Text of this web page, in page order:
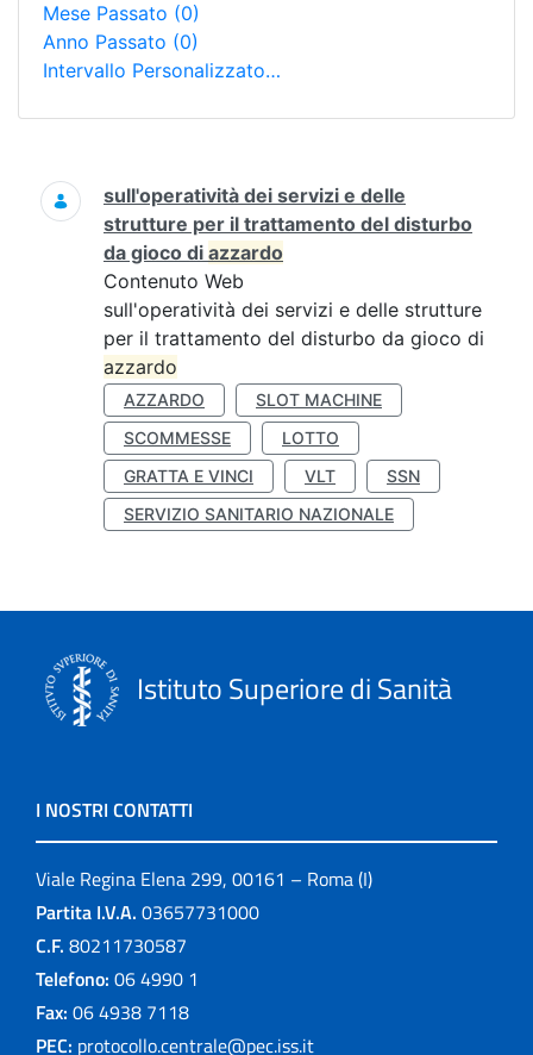
Mese Passato (0)
Anno Passato (0)
Intervallo Personalizzato…
Ricerca
sull'operatività dei servizi e delle
strutture per il trattamento del disturbo
da gioco di azzardo
Contenuto Web
sull'operatività dei servizi e delle strutture
per il trattamento del disturbo da gioco di
azzardo
AZZARDO
SLOT MACHINE
SCOMMESSE
LOTTO
GRATTA E VINCI
VLT
SSN
SERVIZIO SANITARIO NAZIONALE
Istituto Superiore di Sanità
I NOSTRI CONTATTI
Viale Regina Elena 299, 00161 – Roma (I)
Partita I.V.A. 03657731000
C.F. 80211730587
Telefono: 06 4990 1
Fax: 06 4938 7118
PEC: protocollo.centrale@pec.iss.it